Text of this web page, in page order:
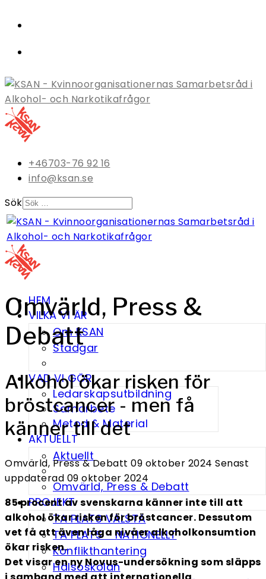
+46703-76 92 16
info@ksan.se
Sök
HEM
VILKA VI ÄR
Om KSAN
Stadgar
VAD VI GÖR
Ledarskapsutbildning
Samarbete
Metod & Material
AKTUELLT
Aktuellt
Omvärld, Press & Debatt
PROJEKT
TA PLATS VALSTA
TA PLATS - NATIONELLT
Konflikthantering
Hälsoskolan
Omvärld, Press &
Debatt
Alkohol ökar risken för
bröstcancer - men få
känner till det
Omvärld, Press & Debatt 09 oktober 2024 Senast
uppdaterad 09 oktober 2024
85 procent av svenskarna känner inte till att
alkohol ökar risken för bröstcancer. Dessutom
vet få att även låga nivåer alkoholkonsumtion
ökar risken.
Det visar en ny Novus-undersökning som släpps